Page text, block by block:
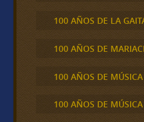
100 AÑOS DE LA
100 AÑOS DE
100 AÑOS DE MÚSICA
100 AÑOS DE